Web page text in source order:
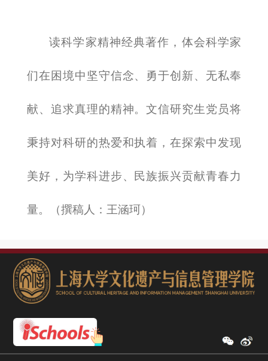
读科学家精神经典著作，体会科学家
们在困境中坚守信念、勇于创新、无私奉
献、追求真理的精神。文信研究生党员将
秉持对科研的热爱和执着，在探索中发现
美好，为学科进步、民族振兴贡献青春力
量。 （撰稿人：王涵珂）